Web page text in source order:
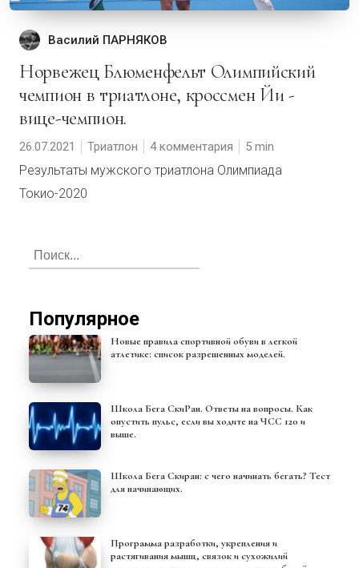
Василий ПАРНЯКОВ
Норвежец Блюменфельт Олимпийский
чемпион в триатлоне, кроссмен Йи -
вице-чемпион.
26.07.2021 Триатлон 4 комментария 5
Результаты мужского триатлона Олимпиада
Токио-2020
Популярное
Новые правила спортивной обуви в легкой
атлетике: список разрешенных моделей.
Школа Бега СкиРан. Ответы на вопросы. Как
опустить пульс, если вы ходите на ЧСС 120 и
выше.
Школа Бега Скиран: с чего начинать бегать? Тест
для начинающих.
Программа разработки, укрепления и
растягивания мышц, связок и сухожилий